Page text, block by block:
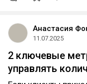
Анастасия
11.07.2025
2 ключевые
управлять